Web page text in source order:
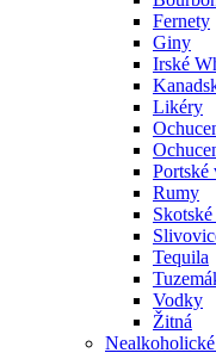
Fernety
Giny
Irské
Likéry
Portské
Rumy
Tequila
Vodky
Žitná